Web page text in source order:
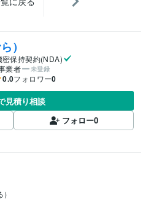
）
密保持契約(NDA)
業者
未登録
0.0フォロワー0
見積り相談
フォロー0